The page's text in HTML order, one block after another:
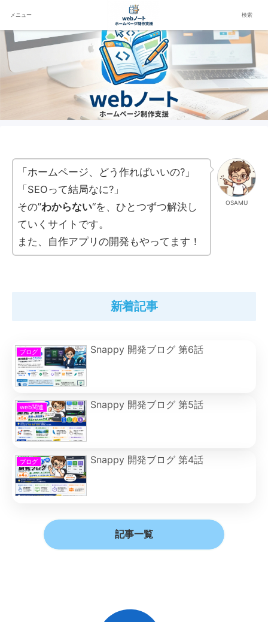
OSAMU
「ホームページ、どう作ればいいの?」
「SEOって結局なに?」
その”わからない“を、ひとつずつ解決し
ていくサイトです。
また、自作アプリの開発もやってます！
新着記事
ブログ Snappy 開発ブログ 第6話
web関連 Snappy 開発ブログ 第5話
ブログ Snappy 開発ブログ 第4話
記事一覧
メニュー 検索